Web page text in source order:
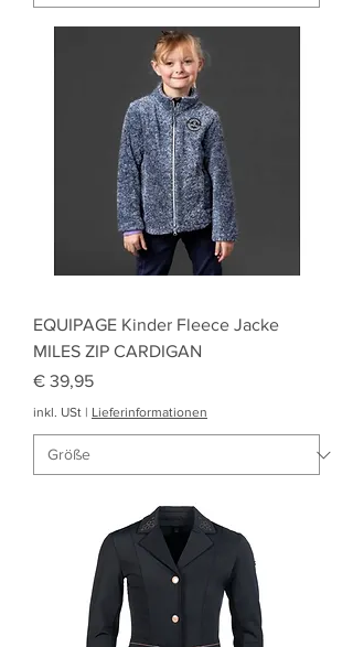
EQUIPAGE Kinder Fleece Jacke
MILES ZIP CARDIGAN
Preis
€ 39,95
inkl. USt | Lieferinformationen